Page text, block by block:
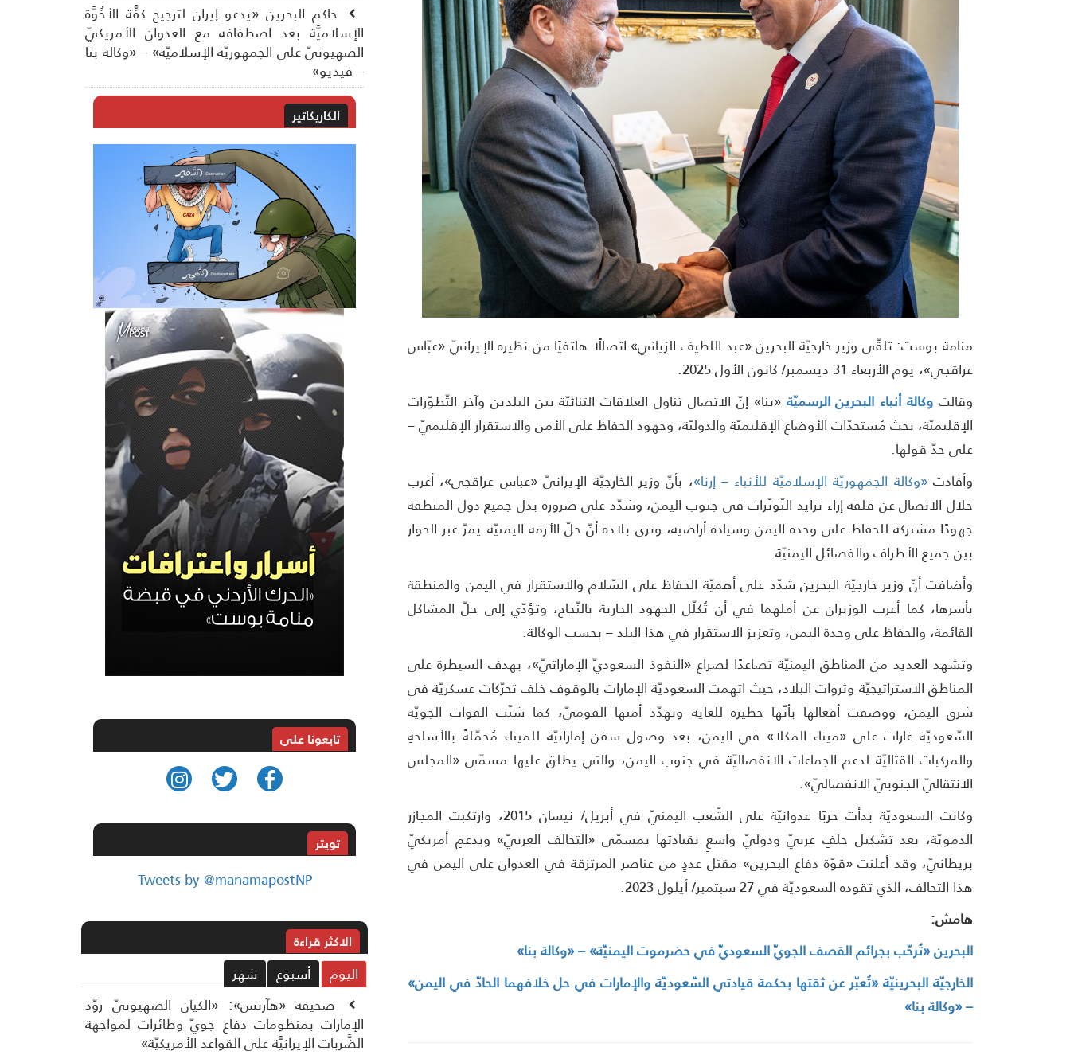
منامة بوست: تلقّى وزير خارجيّة البحرين «عبد اللطيف الزياني» اتصالًا هاتفيًا من نظيره الإيرانيّ «عبّاس
عراقجي»، يوم الأربعاء 31 ديسمبر/ كانون الأول 2025.
وقالت وكالة أنباء البحرين الرسميّة «بنا» إنّ الاتصال تناول العلاقات الثنائيّة بين البلدين وآخر التّطوّرات
الإقليميّة، بحث مُستجدّات الأوضاع الإقليميّة والدوليّة، وجهود الحفاظ على الأمن والاستقرار الإقليميّ –
على حدّ قولها.
وأفادت«وكالة الجمهوريّة الإسلاميّة للأنباء – إرنا»، بأنّ وزير الخارجيّة الإيرانيّ «عباس عراقجي»، أعرب
خلال الاتصال عن قلقه إزاء تزايد التّوتّرات في جنوب اليمن، وشدّد على ضرورة بذل جميع دول المنطقة
جهودًا مشتركة للحفاظ على وحدة اليمن وسيادة أراضيه، وترى بلاده أنّ حلّ الأزمة اليمنيّة یمرّ عبر الحوار
بين جميع الأطراف والفصائل اليمنيّة.
وأضافت أنّ وزير خارجيّة البحرين شدّد على أهميّة الحفاظ على السّلام والاستقرار في اليمن والمنطقة
بأسرها، كما أعرب الوزيران عن أملهما في أن تُكلّل الجهود الجارية بالنّجاح، وتؤدّي إلى حلّ المشاكل
القائمة، والحفاظ على وحدة اليمن، وتعزيز الاستقرار في هذا البلد – بحسب الوكالة.
وتشهد العديد من المناطق اليمنيّة تصاعدًا لصراع «النفوذ السعوديّ الإماراتيّ»، بهدف السيطرة على
المناطق الاستراتيجيّة وثروات البلاد، حيث اتهمت السعوديّة الإمارات بالوقوف خلف تحرّكات عسكريّة في
شرق اليمن، ووصفت أفعالها بأنّها خطيرة للغاية وتهدّد أمنها القوميّ، كما شنّت القوات الجويّة
السّعوديّة غارات على «ميناء المكلا» في اليمن، بعد وصول سفن إماراتيّة للميناء مُحمّلةً بالأسلحةِ
والمركبات القتاليّة لدعم الجماعات الانفصاليّة في جنوب اليمن، والتي يطلق عليها مسمّى «المجلس
الانتقاليّ الجنوبيّ الانفصاليّ».
وكانت السعوديّة بدأت حربًا عدوانيّة على الشّعب اليمنيّ في أبريل/ نيسان 2015، وارتكبت المجازر
الدمويّة، بعد تشكيل حلفٍ عربيّ ودوليّ واسعٍ بقيادتها بمسمّى «التحالف العربيّ» وبدعمٍ أمريكيّ
بريطانيّ، وقد أعلنت «قوّة دفاع البحرين» مقتل عددٍ من عناصر المرتزقة في العدوان على اليمن في
هذا التحالف، الذي تقوده السعوديّة في 27 سبتمبر/ أيلول 2023.
هامش:
البحرين «تُرحّب بجرائم القصف الجويّ السعوديّ في حضرموت اليمنيّة» – «وكالة بنا»
الخارجيّة البحرينيّة «تُعبّر عن ثقتها بحكمة قيادتي السّعوديّة والإمارات في حل خلافهما الحادّ في اليمن»
– «وكالة بنا»
حاكم البحرين «يدعو إيران لترجيح كفَّة الأخُوَّة
الإسلاميَّة بعد اصطفافه مع العدوان الأمريكيّ
الصهيونيّ على الجمهوريَّة الإسلاميَّة» – «وكالة بنا
– فيديو»
الكاريكاتير
تابعونا على
تويتر
Tweets by @manamapostNP
الاکثر قراءة
اليوم
أسبوع
شهر
صحيفة «هآرتس»: «الكيان الصهيونيّ زوَّد
الإمارات بمنظومات دفاع جويّ وطائرات لمواجهة
الضَّربات الإيرانيَّة على القواعد الأمريكيّة»